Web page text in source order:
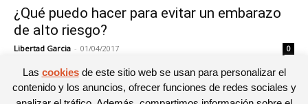
¿Qué puedo hacer para evitar un embarazo
de alto riesgo?
Libertad Garcia - 01/04/2017 0
Las cookiesde este sitio web se usan para personalizar el
contenido y los anuncios, ofrecer funciones de redes sociales y